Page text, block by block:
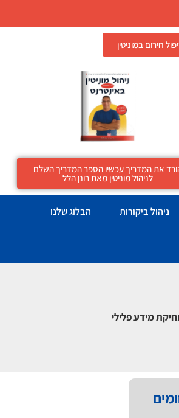
חירום במוניטין
את המדריך עכשיו הספר המדריך השלם
לניהול מוניטין מאת רונן הלל
ניהול ביקורות הבלוג שלנו
מידע פלילי